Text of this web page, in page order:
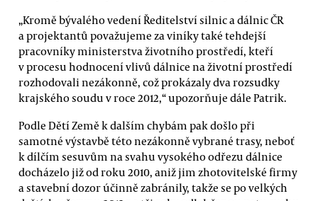
„Kromě bývalého vedení Ředitelství silnic a dálnic ČR
a projektantů považujeme za viníky také tehdejší
pracovníky ministerstva životního prostředí, kteří
v procesu hodnocení vlivů dálnice na životní prostředí
rozhodovali nezákonně, což prokázaly dva rozsudky
krajského soudu v roce 2012,“ upozorňuje dále Patrik.
Podle Dětí Země k dalším chybám pak došlo při
samotné výstavbě této nezákonně vybrané trasy, neboť
k dílčím sesuvům na svahu vysokého odřezu dálnice
docházelo již od roku 2010, aniž jim zhotovitelské firmy
a stavební dozor účinně zabránily, takže se po velkých